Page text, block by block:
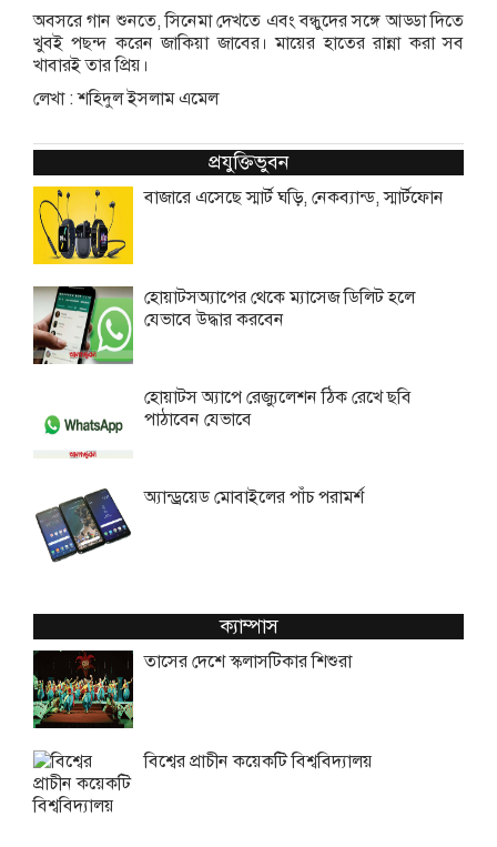
অবসরে গান শুনতে, সিনেমা দেখতে এবং বন্ধুদের সঙ্গে আড্ডা দিতে
খুবই পছন্দ করেন জাকিয়া জাবের। মায়ের হাতের রান্না করা সব
খাবারই তার প্রিয়।
লেখা : শহিদুল ইসলাম এমেল
প্রযুক্তিভুবন
বাজারে এসেছে স্মার্ট ঘড়ি, নেকব্যান্ড, স্মার্টফোন
হোয়াটসঅ্যাপের থেকে ম্যাসেজ ডিলিট হলে
যেভাবে উদ্ধার করবেন
হোয়াটস অ্যাপে রেজ্যুলেশন ঠিক রেখে ছবি
পাঠাবেন যেভাবে
অ্যান্ড্রয়েড মোবাইলের পাঁচ পরামর্শ
ক্যাম্পাস
তাসের দেশে স্কলাসটিকার শিশুরা
বিশ্বের প্রাচীন কয়েকটি বিশ্ববিদ্যালয়